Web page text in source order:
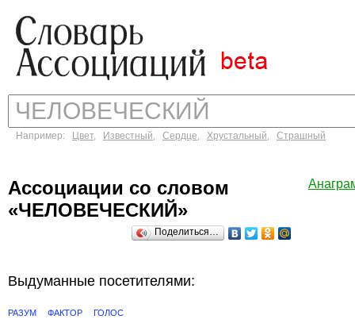
Например: Цвет, Известный, Сердце, Хрустальный, Страшный
Ассоциации со словом
«ЧЕЛОВЕЧЕСКИЙ»
Поделиться…
Выдуманные посетителями:
РАЗУМ ФАКТОР ГОЛОС